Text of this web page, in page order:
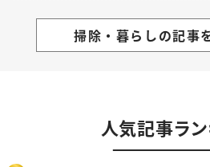
掃除・暮らしの記事
人気記事ラ